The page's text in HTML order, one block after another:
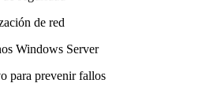
de red
Windows Server
para prevenir fallos